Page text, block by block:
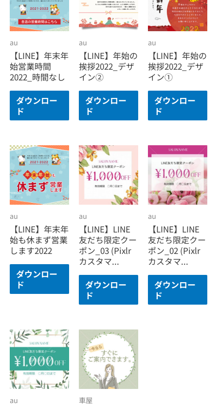
au
【LINE】年末年
始営業時間
2022_時間なし
ダウンロー
ド
au
【LINE】年始の
挨拶2022_デザ
イン②
ダウンロー
ド
au
【LINE】年始の
挨拶2022_デザ
イン①
ダウンロー
ド
au
【LINE】年末年
始も休まず営業
します2022
ダウンロー
ド
au
【LINE】LINE
友だち限定クー
ポン_03 (Pixlr
カスタマ...
ダウンロー
ド
au
【LINE】LINE
友だち限定クー
ポン_02 (Pixlr
カスタマ...
ダウンロー
ド
au 車屋